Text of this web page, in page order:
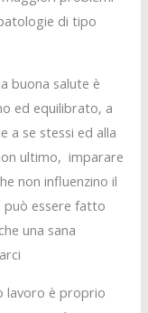
di tipo
buona salute è
ed equilibrato, a
a se stessi ed alla
ultimo, imparare
non influenzino il
essere fatto
una sana
lavoro è proprio